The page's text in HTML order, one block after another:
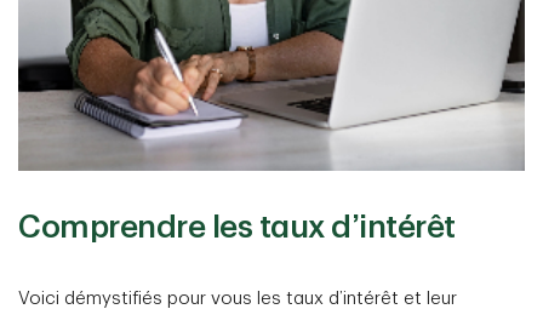
Comprendre les taux d’intérêt
Voici démystifiés pour vous les taux d’intérêt et leur